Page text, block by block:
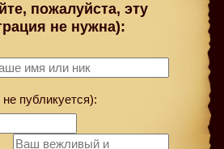
пожалуйста, эту
не нужна):
публикуется):